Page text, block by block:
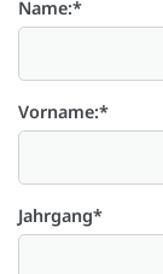
Name:*
Vorname:*
Jahrgang*